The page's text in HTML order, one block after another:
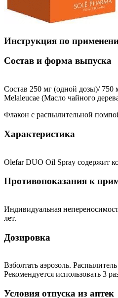
Инструкция по
Состав и форма выпуска
Состав 250 мг (одной дозы)/ 750
Melaleucae (Mасло чайного
Флакон с распылительной
Характеристика
Olefar DUO Oil Spray содержит
Противопоказания к
Индивидуальная
лет.
Дозировка
Взболтать аэрозоль.
Рекомендуется использовать 3
Условия отпуска из аптек